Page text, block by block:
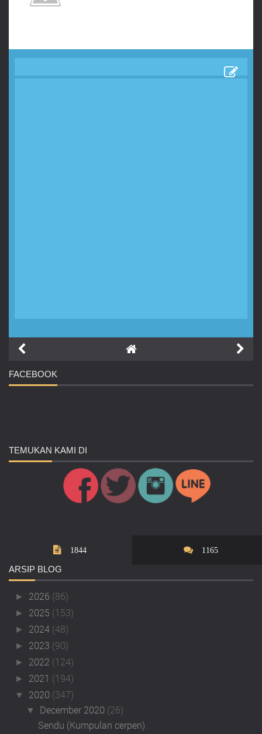
FACEBOOK
TEMUKAN KAMI DI
1844 1165
ARSIP BLOG
► 2026 (86)
► 2025 (153)
► 2024 (48)
► 2023 (90)
► 2022 (124)
► 2021 (194)
▼ 2020 (347)
▼ December 2020 (26)
Sendu (Kumpulan cerpen)